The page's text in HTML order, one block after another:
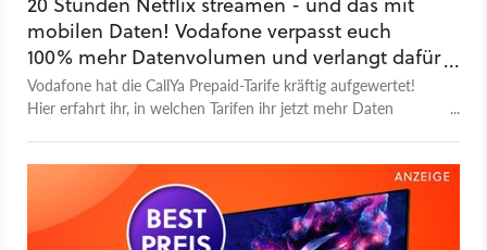
mobilen Daten! Vodafone verpasst euch
100% mehr Datenvolumen und verlangt dafür
keinen Cent mehr
Vodafone hat die CallYa Prepaid-Tarife kräftig aufgewertet!
Hier erfahrt ihr, in welchen Tarifen ihr jetzt mehr Daten